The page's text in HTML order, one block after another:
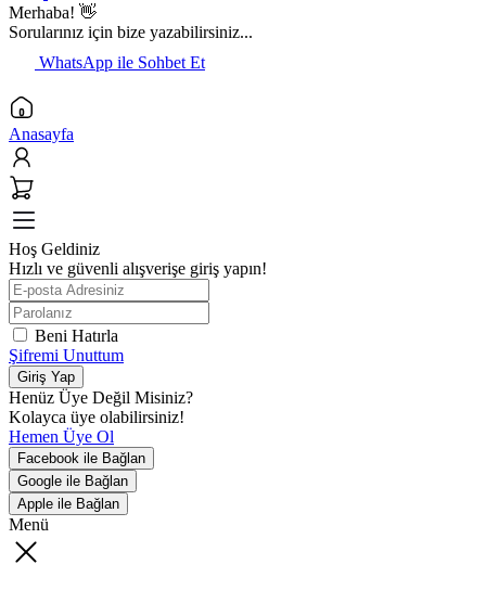
Merhaba! 👋
Sorularınız için bize yazabilirsiniz...
WhatsApp ile Sohbet Et
Anasayfa
Hoş Geldiniz
Hızlı ve güvenli alışverişe giriş yapın!
Beni Hatırla
Şifremi Unuttum
Giriş Yap
Henüz Üye Değil Misiniz?
Kolayca üye olabilirsiniz!
Hemen Üye Ol
Facebook ile Bağlan
Google ile Bağlan
Apple ile Bağlan
Menü